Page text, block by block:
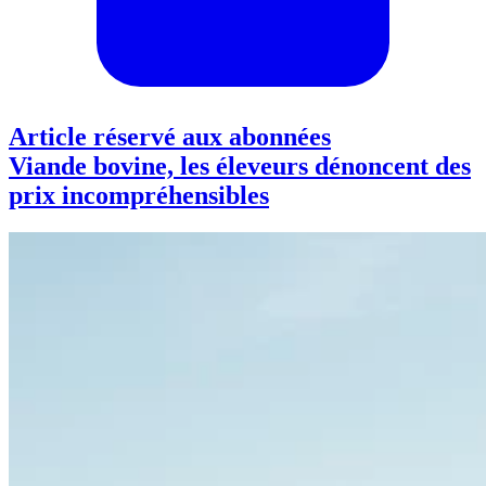
Article réservé aux abonnées
Viande bovine, les éleveurs dénoncent des
prix incompréhensibles